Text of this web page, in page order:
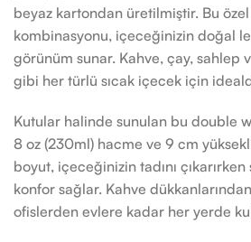
beyaz kartondan üretilmiştir. Bu
kombinasyonu, içeceğinizin doğal
görünüm sunar. Kahve, çay, sahlep
gibi her türlü sıcak içecek için
Kutular halinde sunulan bu double
8 oz (230ml) hacme ve 9 cm
boyut, içeceğinizin tadını
konfor sağlar. Kahve
ofislerden evlere kadar her yerde